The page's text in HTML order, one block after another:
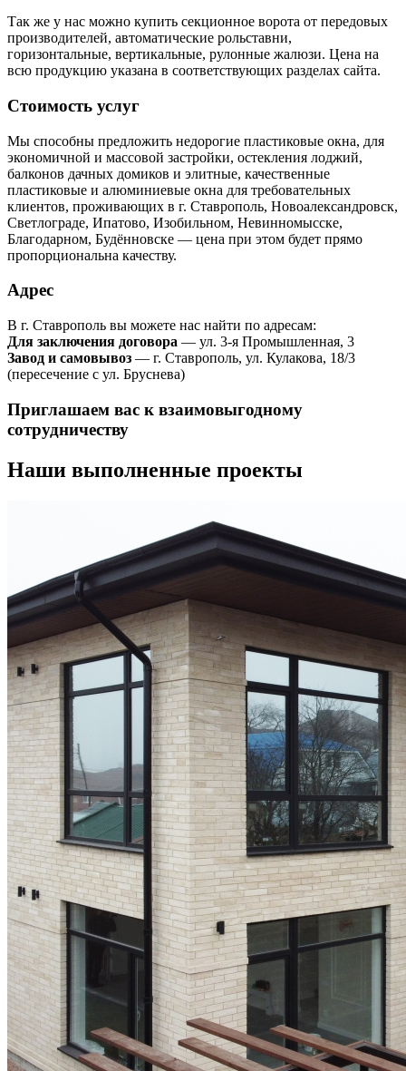
Так же у нас можно купить секционное ворота от передовых
производителей, автоматические рольставни,
горизонтальные, вертикальные, рулонные жалюзи. Цена на
всю продукцию указана в соответствующих разделах сайта.
Стоимость услуг
Мы способны предложить недорогие пластиковые окна, для
экономичной и массовой застройки, остекления лоджий,
балконов дачных домиков и элитные, качественные
пластиковые и алюминиевые окна для требовательных
клиентов, проживающих в г. Ставрополь, Новоалександровск,
Светлограде, Ипатово, Изобильном, Невинномысске,
Благодарном, Будённовске — цена при этом будет прямо
пропорциональна качеству.
Адрес
В г. Ставрополь вы можете нас найти по адресам:
Для заключения договора — ул. 3-я Промышленная, 3
Завод и самовывоз — г. Ставрополь, ул. Кулакова, 18/3
(пересечение с ул. Бруснева)
Приглашаем вас к взаимовыгодному
сотрудничеству
Наши выполненные проекты